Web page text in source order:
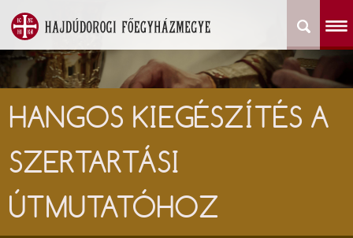
HANGOS KIEGÉSZÍTÉS A
SZERTARTÁSI
ÚTMUTATÓHOZ